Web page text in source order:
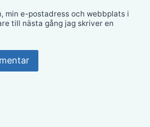
min e-postadress och webbplats i
till nästa gång jag skriver en